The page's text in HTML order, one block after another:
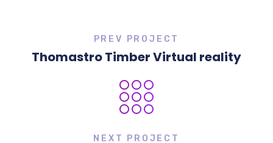
PREV PROJECT
Thomastro Timber Virtual reality
NEXT PROJECT